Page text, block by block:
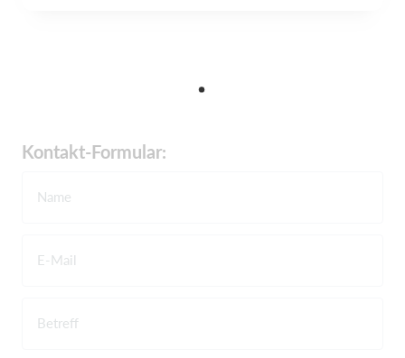
Kontakt-Formular:
Name
E-Mail
Betreff